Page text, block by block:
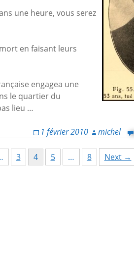
une heure, vous serez
en faisant leurs
engagea une
le quartier du
lieu …
1 février 2010 michel
3 4 5 … 8 Next →